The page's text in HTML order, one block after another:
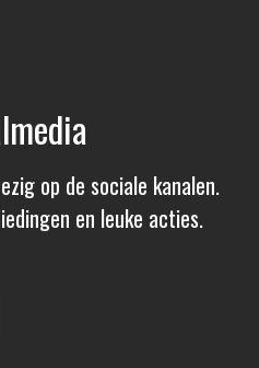
op de sociale kanalen.
en leuke acties.